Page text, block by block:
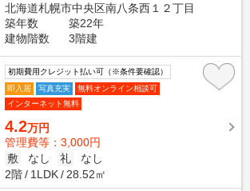
北海道札幌市中央区南八条西１２丁目
築年数
築22年
建物階数
3階建
初期費用クレジット払い可（※条件要確認）
即入居
写真充実
無料オンライン相談可
インターネット無料
4.2万円
管理費等：3,000円
敷
なし 礼
なし
2階
1LDK 28.52㎡